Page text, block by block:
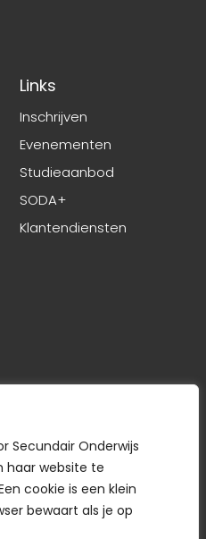
Secundair Onderwijs
haar website te
cookie is een klein
bewaart als je op
Links
Inschrijven
Evenementen
Studieaanbod
SODA+
Klantendiensten